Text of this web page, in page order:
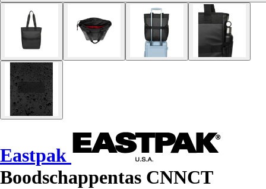
Eastpak
Boodschappentas CNNCT